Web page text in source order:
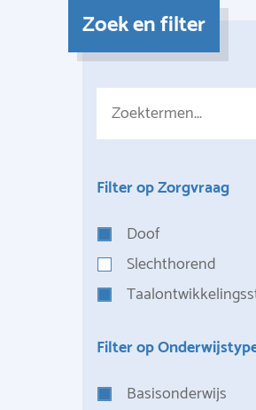
Zoek en filter
Filter op Zorgvraag
Doof
Slechthorend
Filter op
Basisonderwijs